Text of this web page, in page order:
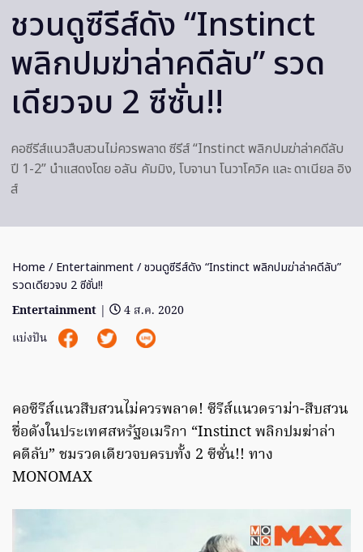
ชวนดูซีรีส์ดัง “Instinct
พลิกปมฆ่าล่าคดีลับ” รวด
เดียวจบ 2 ซีซั่น!!
คอซีรีส์แนวสืบสวนไม่ควรพลาด ซีรีส์ “Instinct พลิกปมฆ่าล่าคดีลับ
ปี 1-2” นำแสดงโดย อลัน คัมมิง, โบจานา โนวาโควิค และ ดาเนียล อิง
ส์
Home / Entertainment/ ชวนดูซีรีส์ดัง “Instinct พลิกปมฆ่าล่าคดีลับ”
รวดเดียวจบ 2 ซีซั่น!!
Entertainment |
4 ส.ค. 2020
แบ่งปัน
คอซีรีส์แนวสืบสวนไม่ควรพลาด! ซีรีส์แนวดราม่า-สืบสวน
ชื่อดังในประเทศสหรัฐอเมริกา “Instinct พลิกปมฆ่าล่า
คดีลับ” ชมรวดเดียวจบครบทั้ง 2 ซีซั่น!! ทาง
MONOMAX